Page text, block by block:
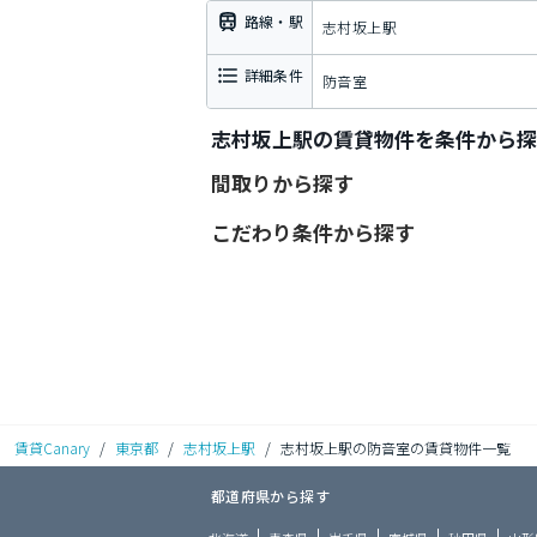
路線・駅 志村坂上駅
詳細条件 防音室
志村坂上駅の賃貸物件を条件から
間取りから探す
こだわり条件から探す
賃貸Canary / 東京都 / 志村坂上駅 / 志村坂上駅の防音室の賃貸物件一覧
都道府県から探す